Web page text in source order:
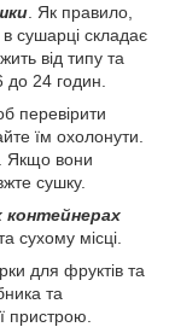
. Як правило,
сушарці складає
від типу та
до 24 годин.
перевірити
їм охолонути.
Якщо вони
сушку.
контейнерах
сухому місці.
для фруктів та
та
пристрою.